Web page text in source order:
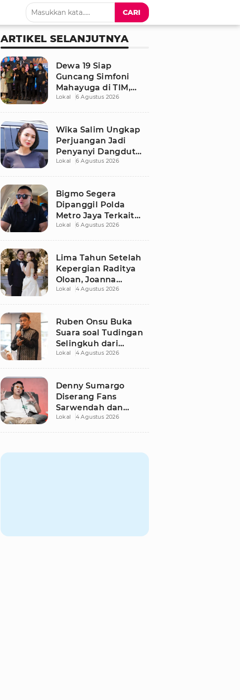
CARI
ARTIKEL SELANJUTNYA
Dewa 19 Siap
Guncang Simfoni
Mahayuga di TIM,
Bawakan Lagu
Lokal 6 Agustus 2026
Wika Salim Ungkap
Perjuangan Jadi
Penyanyi Dangdut
Sejak SMP, Pernah
Lokal 6 Agustus 2026
Bigmo Segera
Dipanggil Polda
Metro Jaya Terkait
Dugaan Libatkan
Lokal 6 Agustus 2026
Lima Tahun Setelah
Kepergian Raditya
Oloan, Joanna
Alexandra Kembali
Lokal 4 Agustus 2026
Ruben Onsu Buka
Suara soal Tudingan
Selingkuh dari
Sarwendah
Lokal 4 Agustus 2026
Denny Sumargo
Diserang Fans
Sarwendah dan
Ruben Onsu Usai
Lokal 4 Agustus 2026